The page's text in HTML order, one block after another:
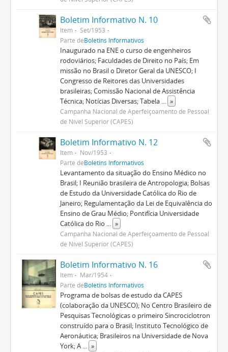
Boletim Informativo N. 10
Item
Set/1953
Parte deBoletins Informativos
Inaugurado na ENE o curso de engenheiros
rodoviários; Faculdades de Direito no País; Em
missão no Brasil o Diretor Geral da UNESCO; I
Congresso de Reitores das Universidades
brasileiras; Comissão Nacional de Assistência
Técnica; Notícias Diversas; Tabela ... »
Campanha Nacional de Aperfeiçoamento de Pessoal
de Nível Superior (CAPES)
Boletim Informativo N. 12
Item
Nov/1953
Parte deBoletins Informativos
Levantamento da situação do Ensino Médico no
Brasil; I Reunião brasileira de Antropologia; Bolsas
de Estudo da Universidade Católica do Rio de
Janeiro; Regulamentação da Lei de Equivalência do
Ensino de Grau Médio; Pontifícia Universidade
Católica do Rio ... »
Campanha Nacional de Aperfeiçoamento de Pessoal
de Nível Superior (CAPES)
Boletim Informativo N. 16
Item
Mar/1954
Parte deBoletins Informativos
Programa de bolsas de estudo da CAPES
(colaboração da UNESCO); No Centro Brasileiro de
Pesquisas Tecnológicas o primeiro Sincrociclotron
construído para o Brasil; Instituto Tecnológico de
Aeronáutica; Brasileiros na Universidade de Nova
York; A ... »